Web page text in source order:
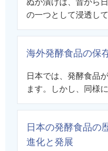
の一つとして浸透し
海外発酵食品の保
日本では、発酵食品
ます。しかし、同様
日本の発酵食品の
進化と発展